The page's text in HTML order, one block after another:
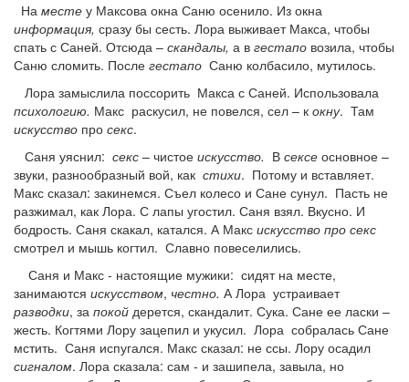
На месте у Максова окна Саню осенило. Из окна
информация, сразу бы сесть. Лора выживает Макса, чтобы
спать с Саней. Отсюда – скандалы, а в гестапо возила, чтобы
Саню сломить. После гестапо Саню колбасило, мутилось.
Лора замыслила поссорить Макса с Саней. Использовала
психологию. Макс раскусил, не повелся, сел – к окну. Там
искусство про секс.
Саня уяснил: секс – чистое искусство. В сексе основное –
звуки, разнообразный вой, как стихи. Потому и вставляет.
Макс сказал: закинемся. Съел колесо и Сане сунул. Пасть не
разжимал, как Лора. С лапы угостил. Саня взял. Вкусно. И
бодрость. Саня скакал, катался. А Макс искусство про секс
смотрел и мышь когтил. Славно повеселились.
Саня и Макс - настоящие мужики: сидят на месте,
занимаются искусством, честно. А Лора устраивает
разводки, за покой дерется, скандалит. Сука. Сане ее ласки –
жесть. Когтями Лору зацепил и укусил. Лора собралась Сане
мстить. Саня испугался. Макс сказал: не ссы. Лору осадил
сигналом. Лора сказала: сам - и зашипела, завыла, но